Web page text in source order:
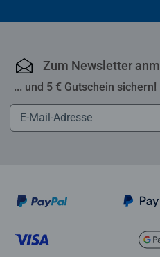
Zum Newsletter
... und 5 € Gutschein sichern!